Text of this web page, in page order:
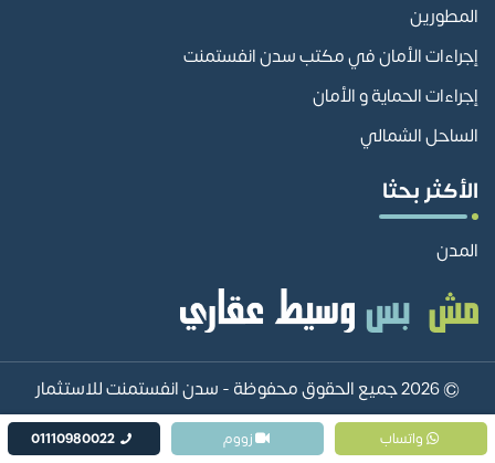
المطورين
إجراءات الأمان في مكتب سدن انفستمنت
إجراءات الحماية و الأمان
الساحل الشمالي
الأكثر بحثا
المدن
© 2026 جميع الحقوق محفوظة -
سدن انفستمنت للاستثمار
العقاري sadan investment
واتساب 01110980022 زووم